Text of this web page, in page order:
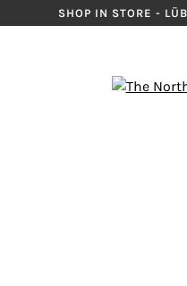
SHOP IN STORE -